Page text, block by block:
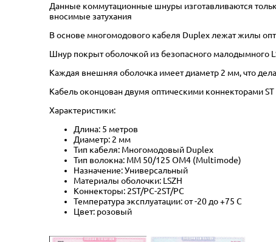
Данные коммутационные шнуры изготавливаются
вносимые затухания
В основе многомодового кабеля Duplex лежат жилы
Шнур покрыт оболочкой из безопасного малодымного
Каждая внешняя оболочка имеет диаметр 2 мм, что
Кабель оконцован двумя оптическими коннекторами
Характеристики:
Длина: 5 метров
Диаметр: 2 мм
Тип кабеля: Многомодовый Duplex
Тип волокна: MM 50/125 OM4 (Multimode)
Назначение: Универсальный
Материалы оболочки: LSZH
Коннекторы: 2ST/PC-2ST/PC
Температура эксплуатации: от -20 до +75 C
Цвет: розовый